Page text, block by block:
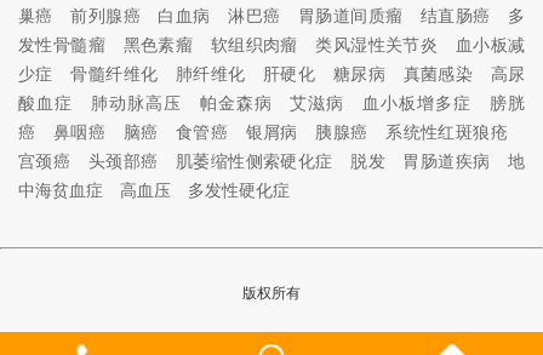
巢癌
前列腺癌 白血病 淋巴癌 胃肠道间质瘤 结直肠癌
多
发性骨髓瘤
黑色素瘤 软组织肉瘤 类风湿性关节炎
血小板减
少症
骨髓纤维化 肺纤维化 肝硬化 糖尿病 真菌感染
高尿
酸血症
肺动脉高压 帕金森病 艾滋病 血小板增多症
膀胱
癌
鼻咽癌 脑癌 食管癌 银屑病 胰腺癌
系统性红斑狼疮
宫颈癌
头颈部癌 肌萎缩性侧索硬化症 脱发 胃肠道疾病
地
中海贫血症
高血压 多发性硬化症
版权所有